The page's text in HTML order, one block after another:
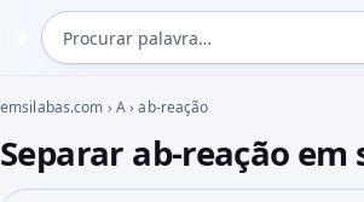
Procurar palavra
emsilabas.com › A›ab-reação
Separar ab-reação em